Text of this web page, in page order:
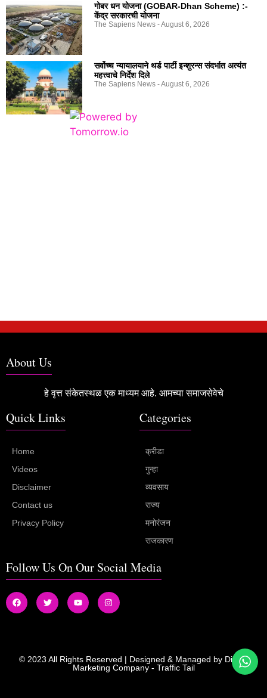
गोबर धन योजना (GOBAR-Dhan Scheme) :-
केंद्र सरकारची योजना
The Sapiens News August 6, 2026
सर्वोच्च न्यायालयाने थर्ड पार्टी इन्शुरन्स संदर्भात अत्यंत
महत्त्वाचे निर्देश दिले
The Sapiens News August 6, 2026
About Us
हे वृत्त संकेतस्थळ एक माध्यम आहे. आमच्या समाजसेवेचे
Quick Links
Home
Videos
Disclaimer
Contact us
Privacy Policy
Categories
क्रीडा
गुन्हा
व्यवसाय
राज्य
मनोरंजन
राजकारण
Follow Us On Our Social Media
© 2023 All Rights Reserved | Designed & Managed by Digital
Marketing Company - Traffic Tail